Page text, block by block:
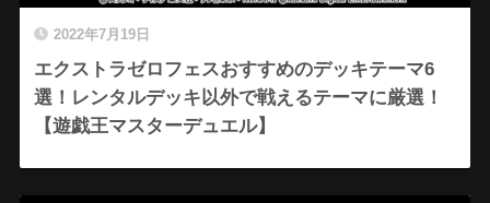
2022年7月19日
エクストラゼロフェスおすすめのデッキテーマ6
選！レンタルデッキ以外で戦えるテーマに厳選！
【遊戯王マスターデュエル】